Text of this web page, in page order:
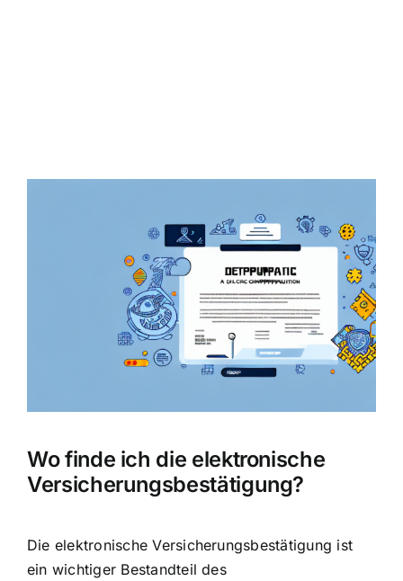
Wo finde ich die elektronische
Versicherungsbestätigung?
Die elektronische Versicherungsbestätigung ist
ein wichtiger Bestandteil des